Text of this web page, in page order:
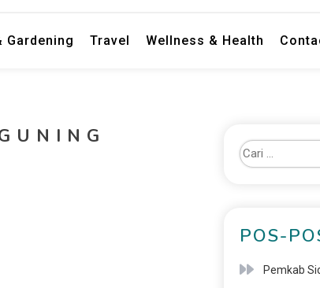
Gardening Travel Wellness & Health
POS-
Pemkab